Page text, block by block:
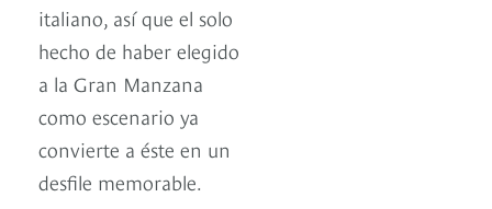
italiano, así que el solo
hecho de haber elegido
a la Gran Manzana
como escenario ya
convierte a éste en un
desfile memorable.